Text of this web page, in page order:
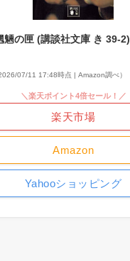
魎の匣 (講談社文庫 き 39-2)
2026/07/11 17:48時点 | Amazon調べ）
Amazon
＼楽天ポイント4倍セール！／
楽天市場
Yahooショッピング